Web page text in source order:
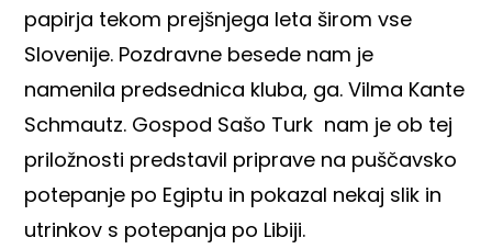
papirja tekom prejšnjega leta širom vse
Slovenije. Pozdravne besede nam je
namenila predsednica kluba, ga. Vilma Kante
Schmautz. Gospod Sašo Turk nam je ob tej
priložnosti predstavil priprave na puščavsko
potepanje po Egiptu in pokazal nekaj slik in
utrinkov s potepanja po Libiji.